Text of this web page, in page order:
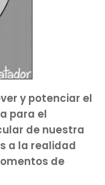
y potenciar el
para el
de nuestra
a la realidad
de